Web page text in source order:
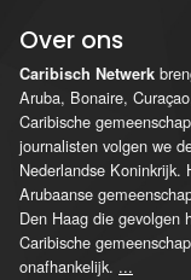
Over ons
Caribisch Netwerk
Aruba, Bonaire,
Caribische
journalisten volgen we
Nederlandse
Arubaanse
Den Haag die gevolgen
Caribische
onafhankelijk. ...